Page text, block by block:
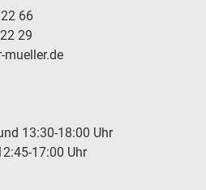
66
29
mueller.de
13:30-18:00 Uhr
17:00 Uhr